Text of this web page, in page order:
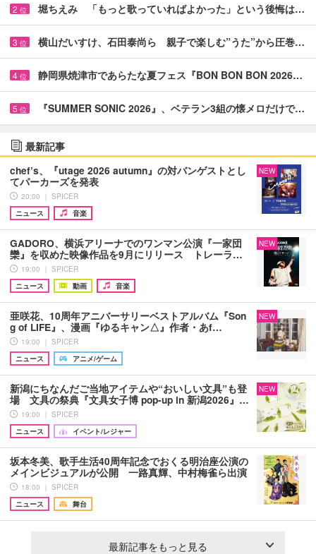
2 位 堀ちえみ 「もっと歌っていればよかった」という後悔は…
3 位 横山だいすけ、石田泰尚ら 親子で楽しむ”うた”から圧巻…
4 位 静岡県焼津市であらたな夏フェス『BON BON BON 2026…
5 位 『SUMMER SONIC 2026』、ベテラン3組の懐メロだけで…
最新記事
chef’s、『utage 2026 autumn』の対バンゲストとし
てパーカーズを発表
20:00 ｜ SPICER
ニュース
音楽
NEW
GADORO、横浜アリーナでのワンマン公演『一家団
欒』を収めた映像作品を9月にリリース トレーラ…
19:00 ｜ SPICER
ニュース
動画 音楽
NEW
亜咲花、10周年アニバーサリーベストアルバム『Son
g of LIFE』、漫画『ゆるキャン△』作者・あf…
19:00 ｜ SPICER
ニュース
アニメ/ゲーム
NEW
新潟にちなんだご当地アイテムや“おいしい文具”も登
場 文具の祭典『文具女子博 pop-up in 新潟2026』…
19:00 ｜ SPICER
ニュース
イベント/レジャー
NEW
坂本冬美、歌手生活40周年記念でおくる明治座公演の
メインビジュアルが公開 一路真輝、中村梅雀ら出演
18:00 ｜ SPICER
ニュース
舞台
最新記事をもっと見る